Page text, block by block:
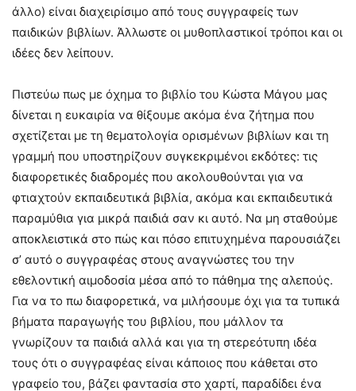
άλλο) είναι διαχειρίσιμο από τους συγγραφείς των
παιδικών βιβλίων. Άλλωστε οι μυθοπλαστικοί τρόποι και οι
ιδέες δεν λείπουν.
Πιστεύω πως με όχημα το βιβλίο του Κώστα Μάγου μας
δίνεται η ευκαιρία να θίξουμε ακόμα ένα ζήτημα που
σχετίζεται με τη θεματολογία ορισμένων βιβλίων και τη
γραμμή που υποστηρίζουν συγκεκριμένοι εκδότες: τις
διαφορετικές διαδρομές που ακολουθούνται για να
φτιαχτούν εκπαιδευτικά βιβλία, ακόμα και εκπαιδευτικά
παραμύθια για μικρά παιδιά σαν κι αυτό. Να μη σταθούμε
αποκλειστικά στο πώς και πόσο επιτυχημένα παρουσιάζει
σ’ αυτό ο συγγραφέας στους αναγνώστες του την
εθελοντική αιμοδοσία μέσα από το πάθημα της αλεπούς.
Για να το πω διαφορετικά, να μιλήσουμε όχι για τα τυπικά
βήματα παραγωγής του βιβλίου, που μάλλον τα
γνωρίζουν τα παιδιά αλλά και για τη στερεότυπη ιδέα
τους ότι ο συγγραφέας είναι κάποιος που κάθεται στο
γραφείο του, βάζει φαντασία στο χαρτί, παραδίδει ένα